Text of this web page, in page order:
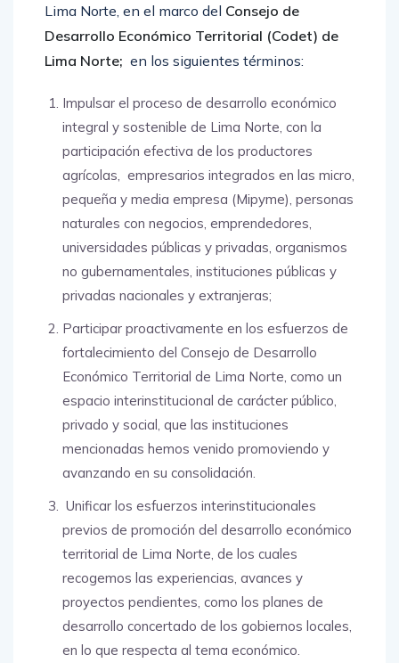
Lima Norte, en el marco del Consejo de
Desarrollo Económico Territorial (Codet) de
Lima Norte; en los siguientes términos:
Impulsar el proceso de desarrollo económico
integral y sostenible de Lima Norte, con la
participación efectiva de los productores
agrícolas, empresarios integrados en las micro,
pequeña y media empresa (Mipyme), personas
naturales con negocios, emprendedores,
universidades públicas y privadas, organismos
no gubernamentales, instituciones públicas y
privadas nacionales y extranjeras;
Participar proactivamente en los esfuerzos de
fortalecimiento del Consejo de Desarrollo
Económico Territorial de Lima Norte, como un
espacio interinstitucional de carácter público,
privado y social, que las instituciones
mencionadas hemos venido promoviendo y
avanzando en su consolidación.
Unificar los esfuerzos interinstitucionales
previos de promoción del desarrollo económico
territorial de Lima Norte, de los cuales
recogemos las experiencias, avances y
proyectos pendientes, como los planes de
desarrollo concertado de los gobiernos locales,
en lo que respecta al tema económico.